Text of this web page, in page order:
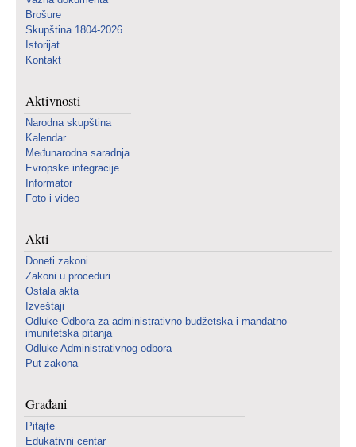
Brošure
Skupština 1804-2026.
Istorijat
Kontakt
Aktivnosti
Narodna skupština
Kalendar
Međunarodna saradnja
Evropske integracije
Informator
Foto i video
Akti
Doneti zakoni
Zakoni u proceduri
Ostala akta
Izveštaji
Odluke Odbora za administrativno-budžetska i mandatno-
imunitetska pitanja
Odluke Administrativnog odbora
Put zakona
Građani
Pitajte
Edukativni centar